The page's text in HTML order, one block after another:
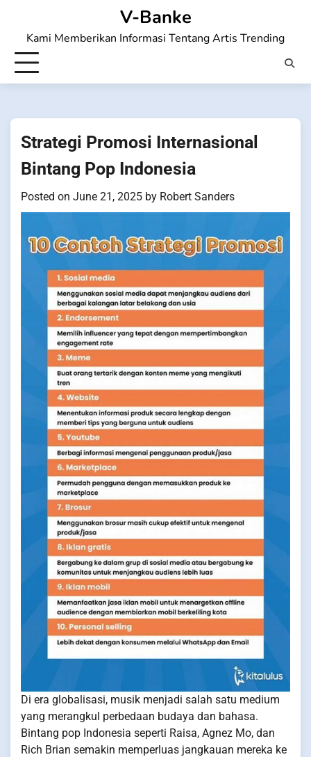
content
V-Banke
Kami Memberikan Informasi Tentang Artis Trending
Strategi Promosi Internasional
Bintang Pop Indonesia
Posted on June 21, 2025 by Robert Sanders
Di era globalisasi, musik menjadi salah satu medium
yang merangkul perbedaan budaya dan bahasa.
Bintang pop Indonesia seperti Raisa, Agnez Mo, dan
Rich Brian semakin memperluas jangkauan mereka ke